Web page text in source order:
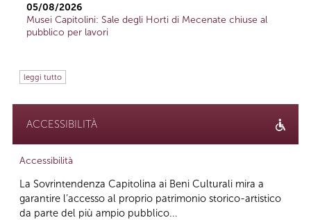
05/08/2026
Musei Capitolini: Sale degli Horti di Mecenate chiuse al
pubblico per lavori
leggi tutto
ACCESSIBILITÀ
Accessibilità
La Sovrintendenza Capitolina ai Beni Culturali mira a
garantire l’accesso al proprio patrimonio storico-artistico
da parte del più ampio pubblico...